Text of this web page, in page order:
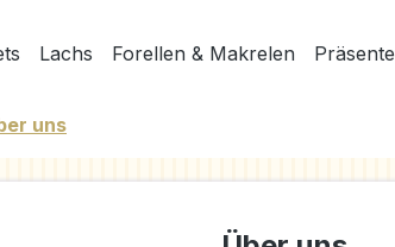
Lachs Forellen & Makrelen Präsente
uns